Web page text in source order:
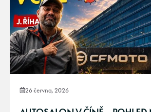
26 června, 2026